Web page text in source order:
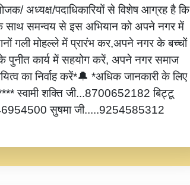
अध्यक्ष/पदाधिकारियों से विशेष आग्रह है कि
साथ समन्वय से इस अभियान को अपने नगर में
गली मोहल्ले में प्रारंभ कर,अपने नगर के बच्चों
पुनीत कार्य में सहयोग करें, अपने नगर समाज
का निर्वाह करें*🔔 *अधिक जानकारी के लिए
स्वामी शक्ति जी...8700652182 बिट्टू
सुषमा जी.....9254585312